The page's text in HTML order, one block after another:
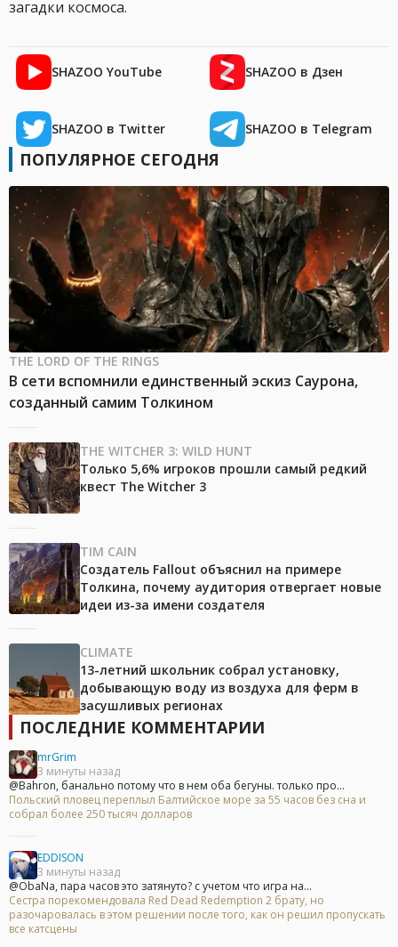
загадки космоса.
SHAZOO YouTube SHAZOO в Дзен
SHAZOO в Twitter SHAZOO в Telegram
ПОПУЛЯРНОЕ СЕГОДНЯ
THE LORD OF THE RINGS
В сети вспомнили единственный эскиз Саурона,
созданный самим Толкином
THE WITCHER 3: WILD HUNT
Только 5,6% игроков прошли самый редкий
квест The Witcher 3
TIM CAIN
Создатель Fallout объяснил на примере
Толкина, почему аудитория отвергает новые
идеи из-за имени создателя
CLIMATE
13-летний школьник собрал установку,
добывающую воду из воздуха для ферм в
засушливых регионах
ПОСЛЕДНИЕ КОММЕНТАРИИ
mrGrim
3 минуты назад
@Bahron, банально потому что в нем оба бегуны. только про...
Польский пловец переплыл Балтийское море за 55 часов без сна и
собрал более 250 тысяч долларов
EDDISON
3 минуты назад
@ObaNa, пара часов это затянуто? с учетом что игра на...
Сестра порекомендовала Red Dead Redemption 2 брату, но
разочаровалась в этом решении после того, как он решил пропускать
все катсцены